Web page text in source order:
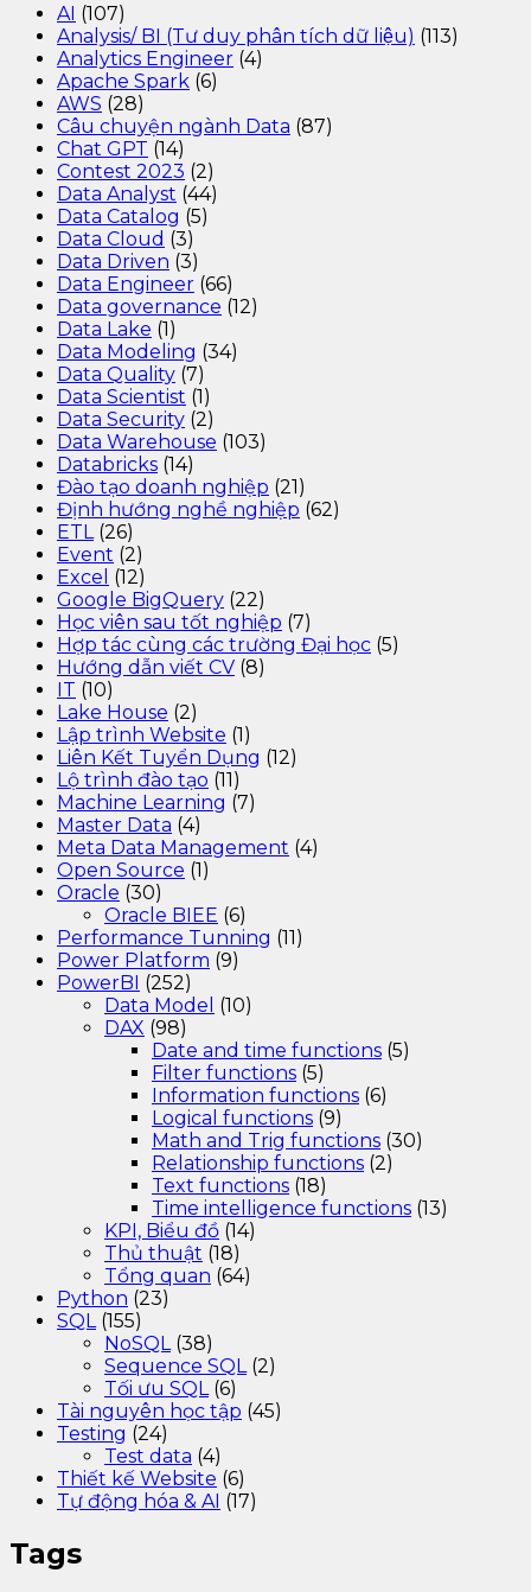
AI (107)
Analysis/ BI (Tư duy phân tích dữ liệu) (113)
Analytics Engineer (4)
Apache Spark (6)
AWS (28)
Câu chuyện ngành Data (87)
Chat GPT (14)
Contest 2023 (2)
Data Analyst (44)
Data Catalog (5)
Data Cloud (3)
Data Driven (3)
Data Engineer (66)
Data governance (12)
Data Lake (1)
Data Modeling (34)
Data Quality (7)
Data Scientist (1)
Data Security (2)
Data Warehouse (103)
Databricks (14)
Đào tạo doanh nghiệp (21)
Định hướng nghề nghiệp (62)
ETL(26)
Event (2)
Excel (12)
Google BigQuery (22)
Học viên sau tốt nghiệp (7)
Hợp tác cùng các trường Đại học (5)
Hướng dẫn viết CV (8)
IT (10)
Lake House (2)
Lập trình Website (1)
Liên Kết Tuyển Dụng (12)
Lộ trình đào tạo (11)
Machine Learning (7)
Master Data (4)
Meta Data Management (4)
Open Source (1)
Oracle (30)
Oracle BIEE (6)
Performance Tunning (11)
Power Platform (9)
PowerBI (252)
Data Model (10)
DAX (98)
Date and time functions (5)
Filter functions (5)
Information functions (6)
Logical functions (9)
Math and Trig functions (30)
Relationship functions (2)
Text functions (18)
Time intelligence functions (13)
KPI, Biểu đồ (14)
Thủ thuật (18)
Tổng quan (64)
Python (23)
SQL(155)
NoSQL(38)
Sequence SQL(2)
Tối ưu SQL(6)
Tài nguyên học tập (45)
Testing (24)
Test data (4)
Thiết kế Website (6)
Tự động hóa & AI (17)
Tags